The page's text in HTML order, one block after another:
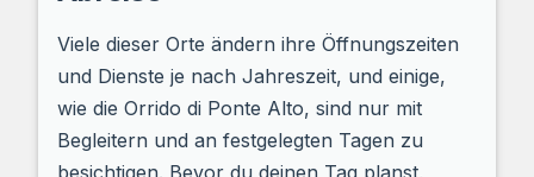
Viele dieser Orte ändern ihre Öffnungszeiten
und Dienste je nach Jahreszeit, und einige,
wie die Orrido di Ponte Alto, sind nur mit
Begleitern und an festgelegten Tagen zu
besichtigen. Bevor du deinen Tag planst,